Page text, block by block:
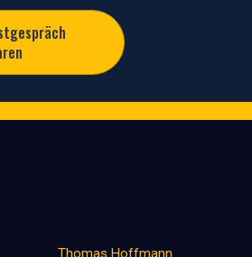
Thomas Hoffmann